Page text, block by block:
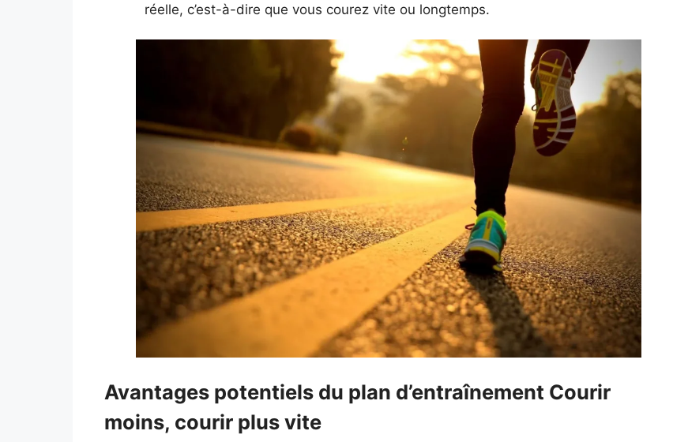
réelle, c’est-à-dire que vous courez vite ou longtemps.
Avantages potentiels du plan d’entraînement Courir
moins, courir plus vite